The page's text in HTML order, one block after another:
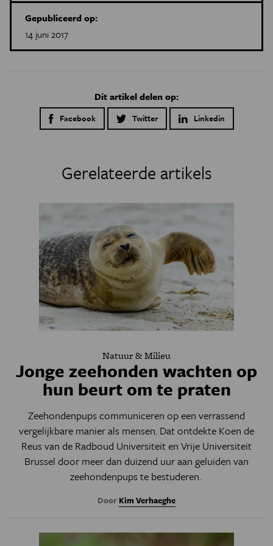
Gepubliceerd op:
14 juni 2017
Dit artikel delen op:
Facebook Twitter Linkedin
Gerelateerde artikels
Natuur & Milieu
Jonge zeehonden wachten op
hun beurt om te praten
Zeehondenpups communiceren op een verrassend
vergelijkbare manier als mensen. Dat ontdekte Koen de
Reus van de Radboud Universiteit en Vrije Universiteit
Brussel door meer dan duizend uur aan geluiden van
zeehondenpups te bestuderen.
Door Kim Verhaeghe